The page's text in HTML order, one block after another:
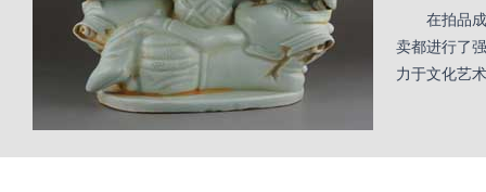
在拍品
卖都进行了
力于文化艺